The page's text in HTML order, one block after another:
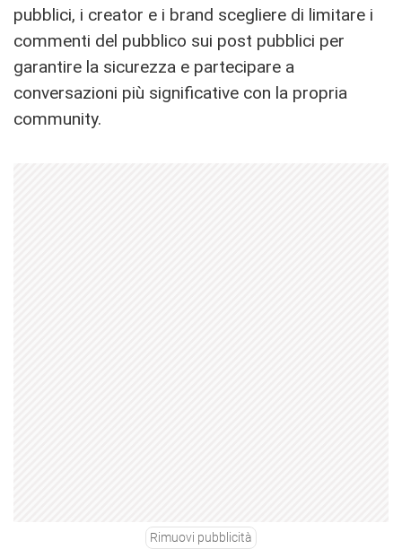
pubblici, i creator e i brand scegliere di limitare i
commenti del pubblico sui post pubblici per
garantire la sicurezza e partecipare a
conversazioni più significative con la propria
community.
Rimuovi pubblicità